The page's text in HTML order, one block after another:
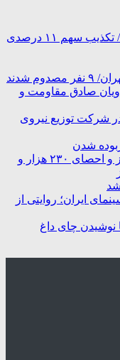
عراقچی: توافق با عمان نزدیک است/ تکذیب سهم ۱۱ درصدی
شدند
صادق مقاومت و
شرکت توزیع نیروی
شدن
جمع آوری ۱۱۰ انشعاب برق غیرمجاز و احصای ۲۳۰ هزار و
ایران؛ روایتی از
نوشیدن چای داغ